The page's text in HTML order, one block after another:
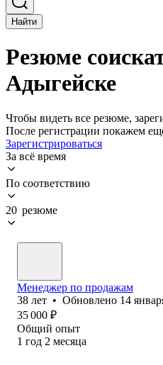
Найти
Резюме
Адыгейске
Чтобы видеть все резюме,
После регистрации покажем
Зарегистрироваться
За всё время
По соответствию
20 резюме
Менеджер по продажам
38 лет • Обновлено 14
35 000 ₽
Общий опыт
1 год 2 месяца